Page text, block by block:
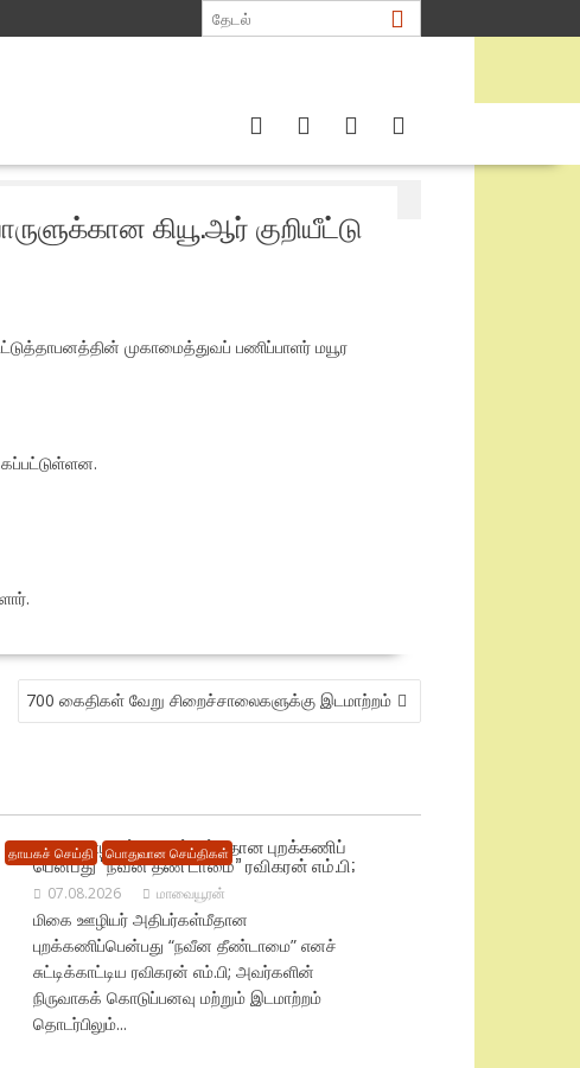
கியூ.ஆர் குறியீட்டு
முகாமைத்துவப் பணிப்பாளர் மயூர
700 கைதிகள் வேறு சிறைச்சாலைகளுக்கு இடமாற்றம்
தாயகச் செய்தி பொதுவான செய்திகள்
மிகை ஊழியர் அதிபர்கள்மீதான புறக்கணிப்
பென்பது “நவீன தீண் டாமை” ரவிகரன் எம்.பி;
07.08.2026 மாவையூரன்
மிகை ஊழியர் அதிபர்கள்மீதான
புறக்கணிப்பென்பது “நவீன தீண்டாமை” எனச்
சுட்டிக்காட்டிய ரவிகரன் எம்.பி; அவர்களின்
நிருவாகக் கொடுப்பனவு மற்றும் இடமாற்றம்
தொடர்பிலும்...